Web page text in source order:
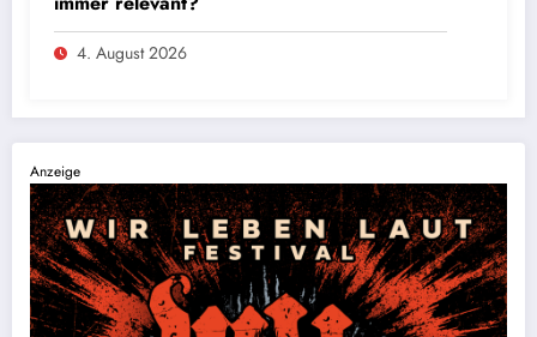
4. August 2026
Anzeige